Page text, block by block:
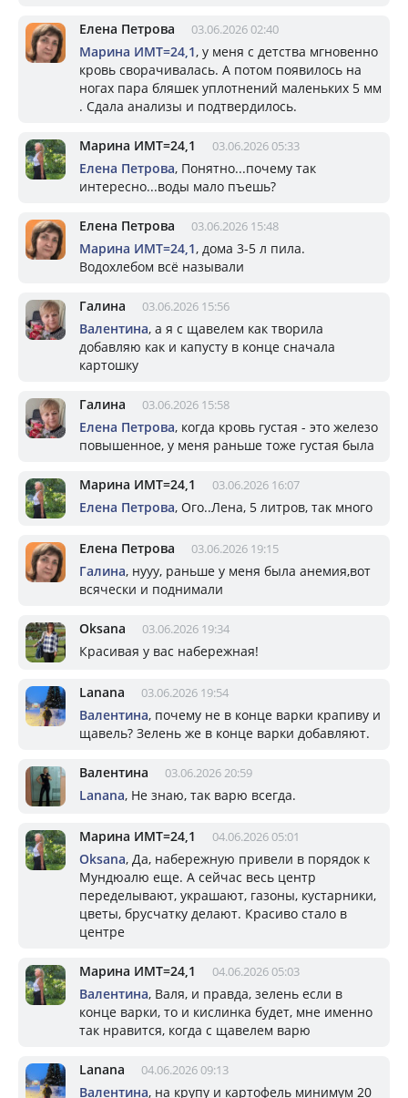
Елена Петрова 03.06.2026 02:40
Марина ИМТ=24,1, у меня с детства мгновенно
кровь сворачивалась. А потом появилось на
ногах пара бляшек уплотнений маленьких 5 мм
. Сдала анализы и подтвердилось.
Марина ИМТ=24,1 03.06.2026 05:33
Елена Петрова, Понятно...почему так
интересно...воды мало пъешь?
Елена Петрова 03.06.2026 15:48
Марина ИМТ=24,1, дома 3-5 л пила.
Водохлебом всё называли
Галина 03.06.2026 15:56
Валентина, а я с щавелем как творила
добавляю как и капусту в конце сначала
картошку
Галина 03.06.2026 15:58
Елена Петрова, когда кровь густая - это железо
повышенное, у меня раньше тоже густая была
Марина ИМТ=24,1 03.06.2026 16:07
Елена Петрова, Ого..Лена, 5 литров, так много
Елена Петрова 03.06.2026 19:15
Галина, нууу, раньше у меня была анемия,вот
всячески и поднимали
Oksana 03.06.2026 19:34
Красивая у вас набережная!
Lanana 03.06.2026 19:54
Валентина, почему не в конце варки крапиву и
щавель? Зелень же в конце варки добавляют.
Валентина 03.06.2026 20:59
Lanana, Не знаю, так варю всегда.
Марина ИМТ=24,1 04.06.2026 05:01
Oksana, Да, набережную привели в порядок к
Мундюалю еще. А сейчас весь центр
переделывают, украшают, газоны, кустарники,
цветы, брусчатку делают. Красиво стало в
центре
Марина ИМТ=24,1 04.06.2026 05:03
Валентина, Валя, и правда, зелень если в
конце варки, то и кислинка будет, мне именно
так нравится, когда с щавелем варю
Lanana 04.06.2026 09:13
Валентина, на крупу и картофель минимум 20